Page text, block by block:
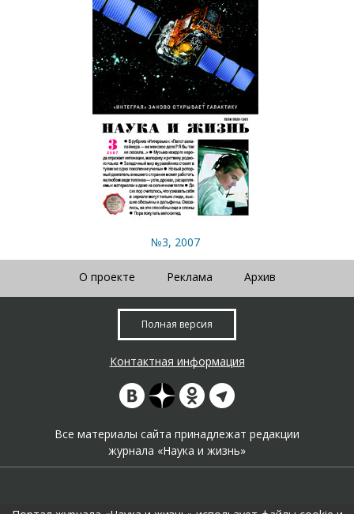
№3, 2007
О проекте Реклама Архив
Полная версия
Контактная информация
Все материалы сайта принадлежат редакции
журнала «Наука и жизнь»